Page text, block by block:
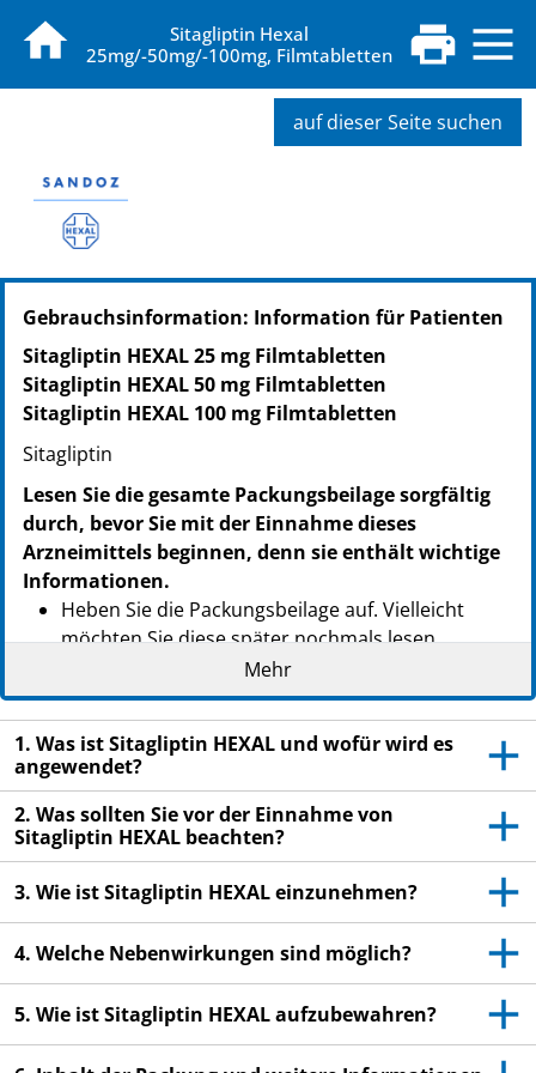
Sitagliptin Hexal
25mg/-50mg/-100mg, Filmtabletten
auf dieser Seite suchen
PZN: 17575147
PPN: 111757514714
NTIN: 04150175751477
PZN: 17575153
PPN: 111757515377
PZN: 17575176
PPN: 111757517633
NTIN: 04150175751767
Gebrauchsinformation: Information für Patienten
Sitagliptin HEXAL 25 mg Filmtabletten
Sitagliptin HEXAL 50 mg Filmtabletten
Sitagliptin HEXAL 100 mg Filmtabletten
Sitagliptin
Lesen Sie die gesamte Packungsbeilage sorgfältig
durch, bevor Sie mit der Einnahme dieses
Arzneimittels beginnen, denn sie enthält wichtige
Informationen.
Heben Sie die Packungsbeilage auf. Vielleicht
möchten Sie diese später nochmals lesen.
Wenn Sie weitere Fragen haben, wenden Sie sich
an Ihren Arzt, Apotheker oder das medizinische
Fachpersonal.
Dieses Arzneimittel wurde Ihnen persönlich
verschrieben. Geben Sie es nicht an Dritte weiter.
Es kann anderen Menschen schaden, auch wenn
diese die gleichen Beschwerden haben wie Sie.
Wenn Sie Nebenwirkungen bemerken, wenden Sie
medizinische Fachpersonal. Dies gilt auch für
Nebenwirkungen, die nicht in dieser
Packungsbeilage angegeben sind. Siehe Abschnitt
4.
Mehr
1. Was ist Sitagliptin HEXAL und wofür wird es
angewendet?
2. Was sollten Sie vor der Einnahme von
Sitagliptin HEXAL beachten?
3. Wie ist Sitagliptin HEXAL einzunehmen?
4. Welche Nebenwirkungen sind möglich?
5. Wie ist Sitagliptin HEXAL aufzubewahren?